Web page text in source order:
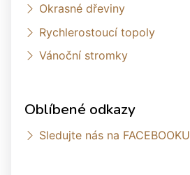
Okrasné dřeviny
Rychlerostoucí topoly
Vánoční stromky
Oblíbené odkazy
Sledujte nás na FACEBOOKU